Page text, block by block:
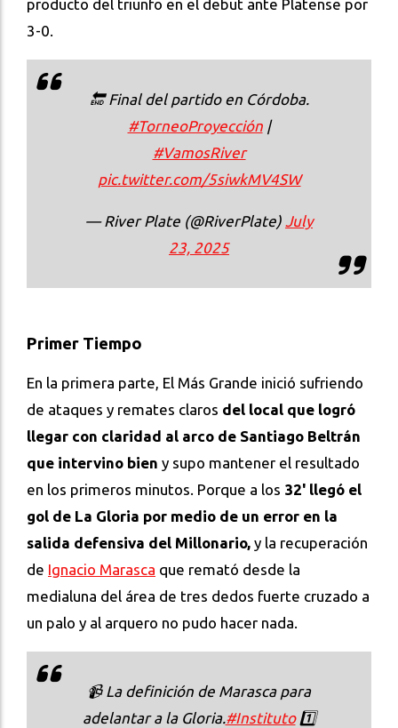
producto del triunfo en el debut ante Platense por
3-0.
🔚 Final del partido en Córdoba.
#TorneoProyección|
#VamosRiver
pic.twitter.com/5siwkMV4SW
— River Plate (@RiverPlate) July
23, 2025
Primer Tiempo
En la primera parte, El Más Grande inició sufriendo
de ataques y remates claros del local que logró
llegar con claridad al arco de Santiago Beltrán
que intervino bien y supo mantener el resultado
en los primeros minutos. Porque a los 32' llegó el
gol de La Gloria por medio de un error en la
salida defensiva del Millonario, y la recuperación
de Ignacio Marasca que remató desde la
medialuna del área de tres dedos fuerte cruzado a
un palo y al arquero no pudo hacer nada.
📹 La definición de Marasca para
adelantar a la Gloria.#Instituto1️⃣